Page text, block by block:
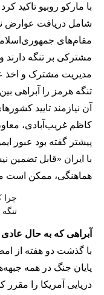
با مارکو روبیو تاکید
شامل دریافت عوارض
مقام‌های
مدیریت مشترک و اخذ
تنگه هرمز را آبراهی
آن نیازمند تایید
کاظم غریب‌آبادی،
پیشتر گفته بود عبور
با ایران «قابل
هماهنگی، ممکن است
چرا
آبراهی که به حال
پایان جنگ در همه
دریایی آمریکا را مقرر